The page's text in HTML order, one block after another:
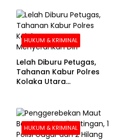
HUKUM & KRIMINAL
Lelah Diburu Petugas,
Tahanan Kabur Polres
Kolaka Utara
HUKUM & KRIMINAL